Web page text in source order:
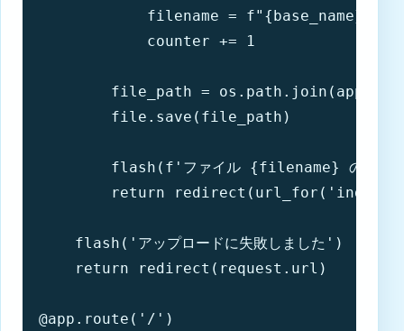
filename =
            counter += 1
file_path =
        file.save(file_path)
flash(f'ファイル {filename} のアップ
return
    flash('アップロードに失敗しました')
    return redirect(request.url)
@app.route('/')